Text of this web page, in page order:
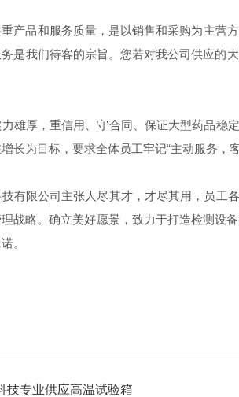
产品和服务质量，是以销售和采购为主营
是我们待客的宗旨。您若对我公司供应的
雄厚，重信用、守合同、保证大型药品稳
长为目标，要求全体员工牢记“主动服务
有限公司主张人尽其才，才尽其用，员工
战略。确立美好愿景，致力于打造检测设
。
技专业供应高温试验箱